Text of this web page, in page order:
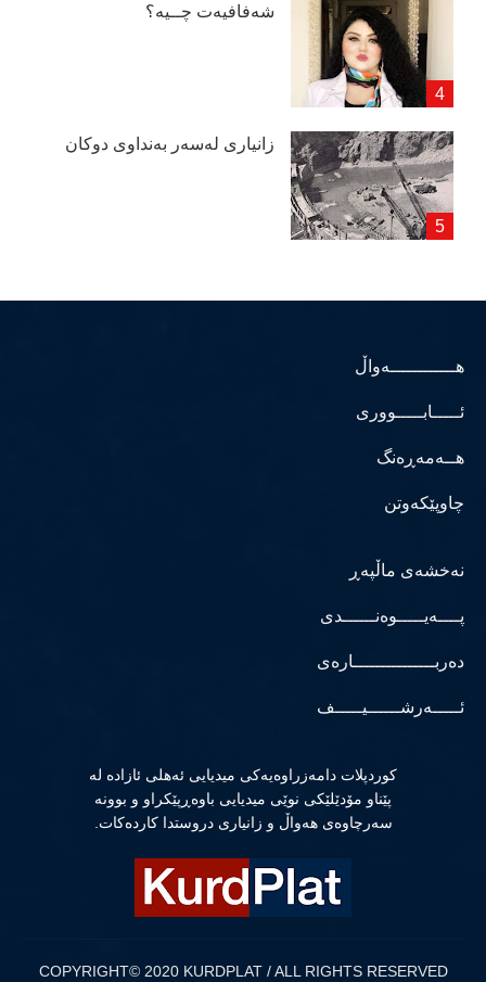
شەفافیەت چــیە؟
زانیاری لەسەر بەنداوی دوكان
هــــــــــــەواڵ
ئـــــابـــــووری
هــەمەڕەنگ
چاوپێکەوتن
نەخشەی ماڵپەڕ
پــــەیـــــوەنــــــدی
دەربـــــــــــــــارەی
ئـــــەرشــــــیـــــف
كوردپلات دامەزراوەیەكی میدیایی ئەهلی ئازادە لە
پێناو مۆدێلێكی نوێی میدیایی باوەڕپێكراو و بوونە
سەرچاوەی هەواڵ و زانیاری دروستدا كاردەكات.
COPYRIGHT© 2020 KURDPLAT / ALL RIGHTS RESERVED